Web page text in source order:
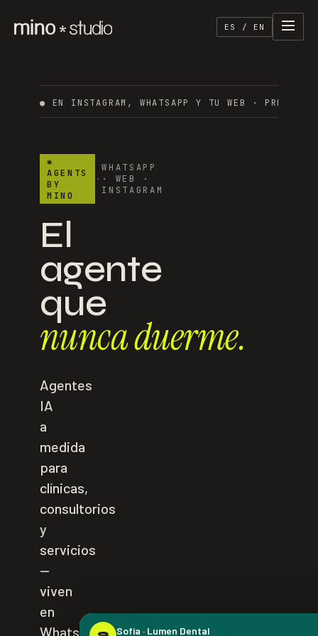
ES / EN
● EN INSTAGRAM, WHATSAPP Y TU WEB ·
✱
AGENTS
BY
MINO
·
WHATSAPP
· WEB ·
INSTAGRAM
El
agente
que
nunca duerme.
Agentes
IA
a
medida
para
clínicas,
consultorios
y
servicios
—
viven
en
WhatsApp,
Sofía · Lumen Dental